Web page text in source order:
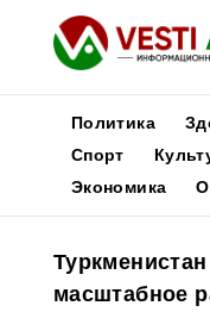
Новости
Медиа
Афиша
Политика
Спорт
Экономика
масштабное